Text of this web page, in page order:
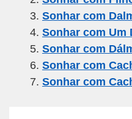
b
o
o
k
a
m
Sonhar com
Sonhar com Um
Sonhar com
Sonhar com
Sonhar com